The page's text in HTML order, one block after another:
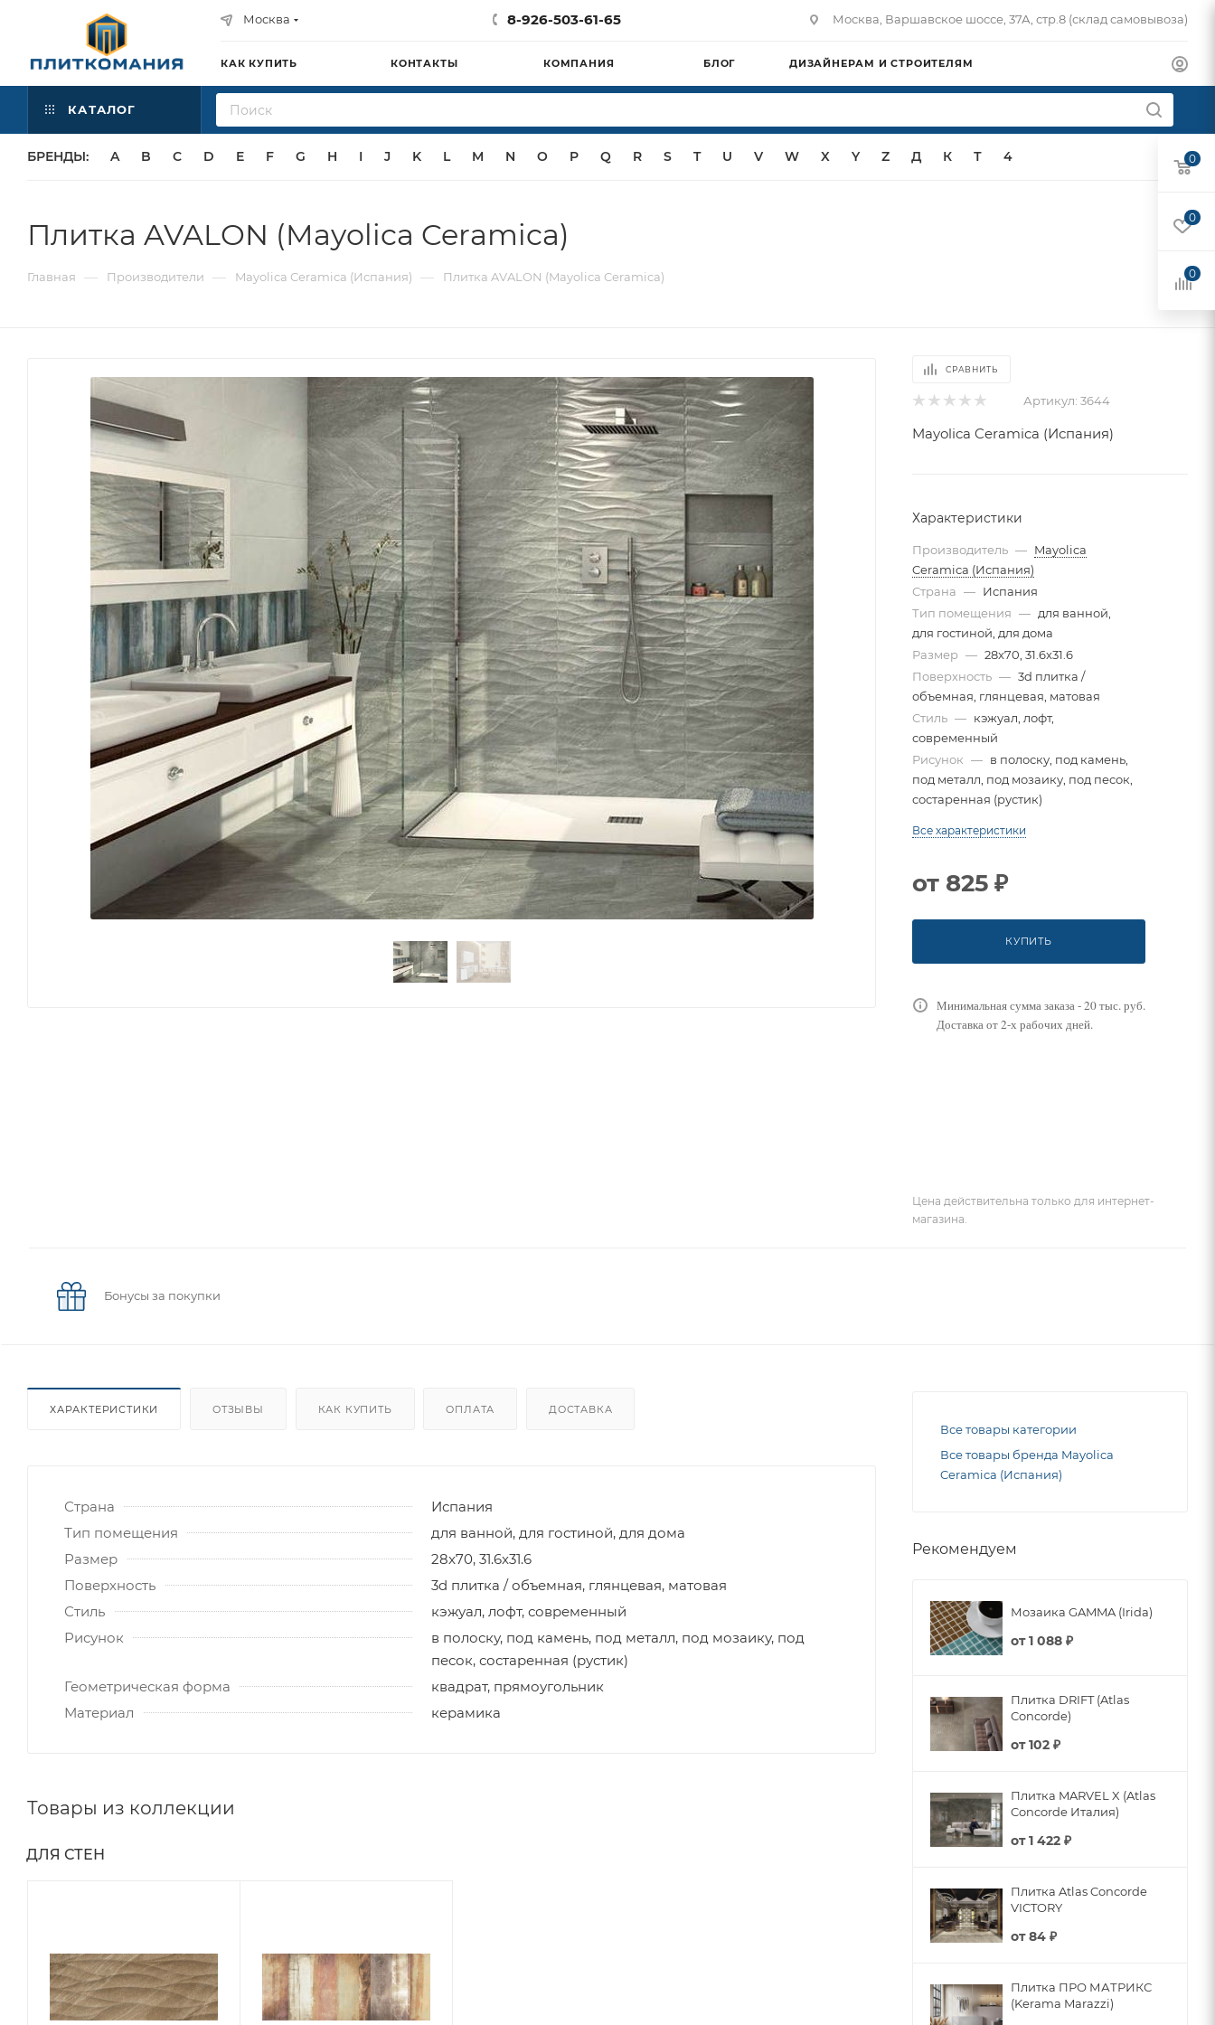
Москва 8-926-503-61-65 Москва, Варшавское шоссе, 37А, стр.8 (склад самовывоза)
КАК КУПИТЬ КОНТАКТЫ КОМПАНИЯ БЛОГ ДИЗАЙНЕРАМ И СТРОИТЕЛЯМ
КАТАЛОГ
БРЕНДЫ: A B C D E F G H I J K L M N O P Q R S T U V W X Y Z Д К Т 4
Плитка AVALON (Mayolica Ceramica)
Главная — Производители — Mayolica Ceramica (Испания) — Плитка AVALON (Mayolica Ceramica)
СРАВНИТЬ
Артикул: 3644
Mayolica Ceramica (Испания)
Характеристики
Производитель — Mayolica
Ceramica (Испания)
Страна — Испания
Тип помещения — для ванной,
для гостиной, для дома
Размер — 28x70, 31.6x31.6
Поверхность — 3d плитка /
объемная, глянцевая, матовая
Стиль — кэжуал, лофт,
современный
Рисунок — в полоску, под камень,
под металл, под мозаику, под песок,
состаренная (рустик)
Все характеристики
от 825 ₽
КУПИТЬ
Минимальная сумма заказа - 20 тыс. руб.
Доставка от 2-х рабочих дней.
Цена действительна только для интернет-
магазина.
Бонусы за покупки
ХАРАКТЕРИСТИКИ ОТЗЫВЫ КАК КУПИТЬ ОПЛАТА ДОСТАВКА
Страна
Испания
Тип помещения
для ванной, для гостиной, для дома
Размер
28x70, 31.6x31.6
Поверхность
3d плитка / объемная, глянцевая, матовая
Стиль
кэжуал, лофт, современный
Рисунок
в полоску, под камень, под металл, под мозаику, под
песок, состаренная (рустик)
Геометрическая форма
квадрат, прямоугольник
Материал
керамика
Товары из коллекции
ДЛЯ СТЕН
Все товары категории
Все товары бренда Mayolica
Ceramica (Испания)
Рекомендуем
Мозаика GAMMA (Irida)
от1 088 ₽
Плитка DRIFT (Atlas
Concorde)
от102 ₽
Плитка MARVEL X (Atlas
Concorde Италия)
от1 422 ₽
Плитка Atlas Concorde
VICTORY
от84 ₽
Плитка ПРО МАТРИКС
(Kerama Marazzi)
0
0
0